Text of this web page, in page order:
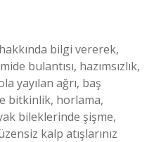
bilgi vererek,
bulantısı, hazımsızlık,
yayılan ağrı, baş
bitkinlik, horlama,
bileklerinde şişme,
kalp atışlarınız